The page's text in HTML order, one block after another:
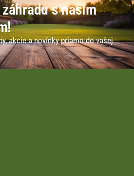
s naším
akcie a novinky priamo do vašej